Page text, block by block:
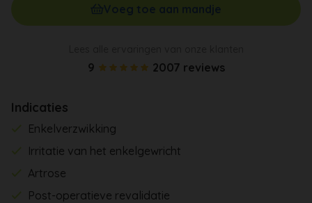
9 2007 reviews
Indicaties
Enkelverzwikking
Irritatie van het enkelgewricht
Artrose
Post-operatieve revalidatie